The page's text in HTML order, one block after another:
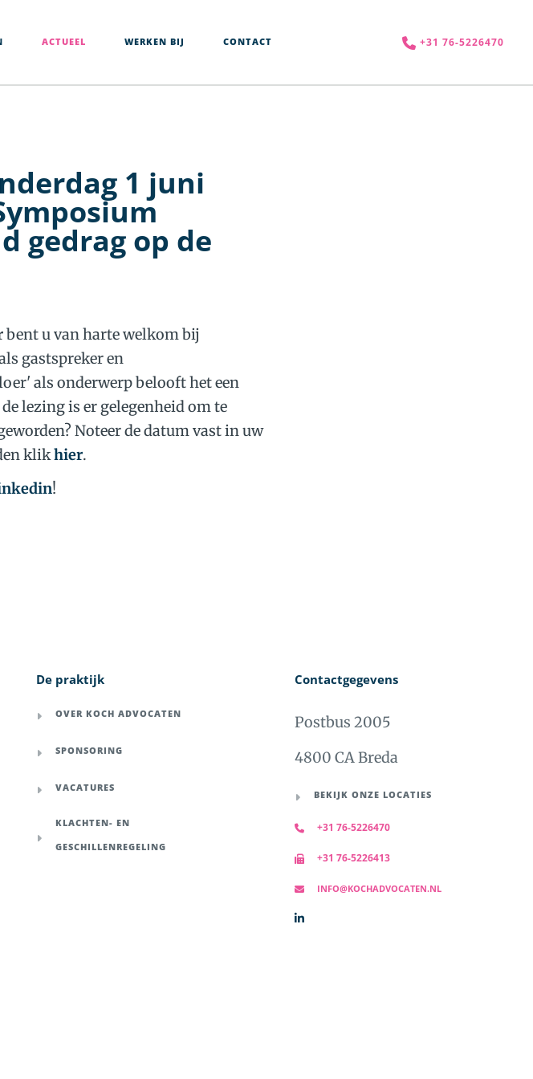
ACTUEEL WERKEN BIJ CONTACT +31 76-5226470
1 juni
gedrag op de
bent u van harte welkom bij
gastspreker en
als onderwerp belooft het een
lezing is er gelegenheid om te
Noteer de datum vast in uw
klikhier.
!
De praktijk
OVER KOCH ADVOCATEN
SPONSORING
VACATURES
KLACHTEN- EN
GESCHILLENREGELING
Contactgegevens
Postbus 2005
4800 CA Breda
BEKIJK ONZE LOCATIES
+31 76-5226470
+31 76-5226413
INFO@KOCHADVOCATEN.NL